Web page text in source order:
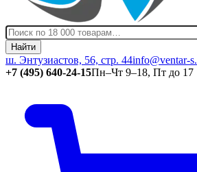
Найти
ш. Энтузиастов, 56, стр. 44info@ventar-
+7 (495) 640-24-15Пн–Чт 9–18, Пт до 17